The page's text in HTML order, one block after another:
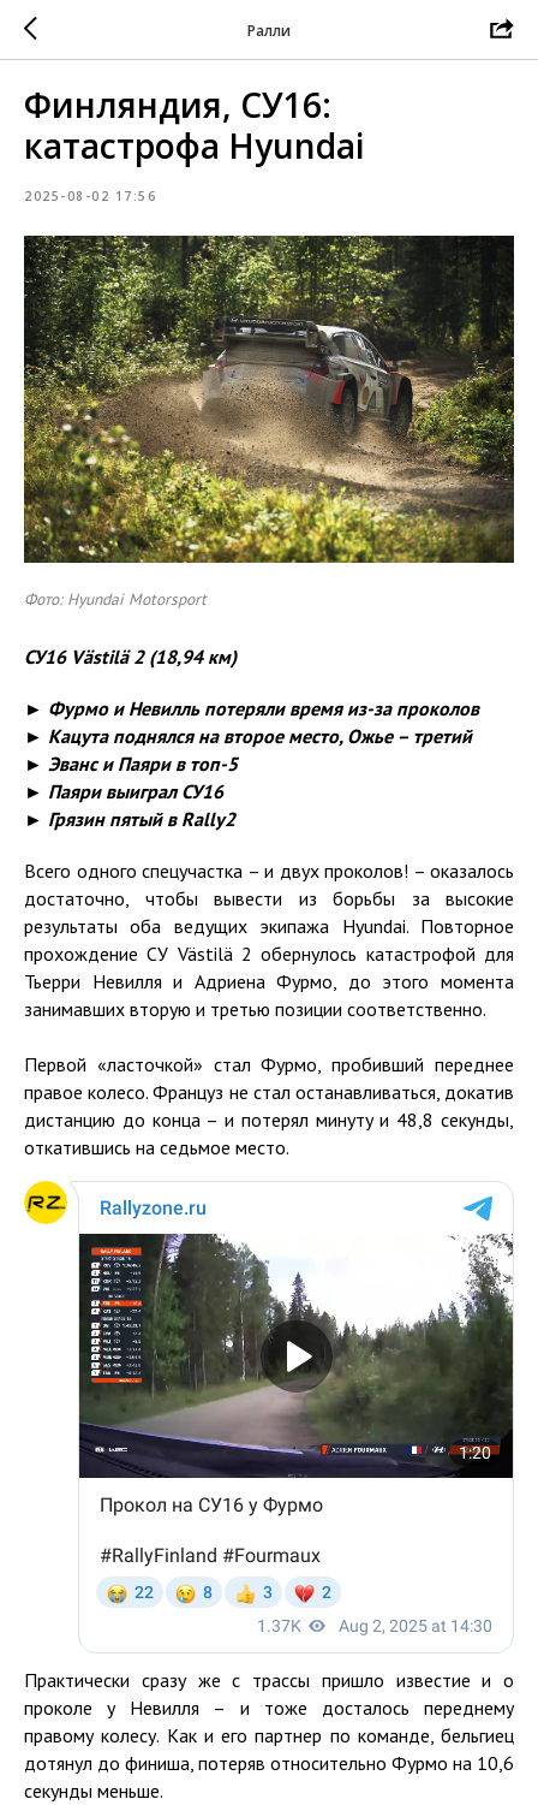
Ралли
Финляндия, СУ16:
катастрофа Hyundai
2025-08-02 17:56
Фото: Hyundai Motorsport
СУ16 Västilä2 (18,94 км)
► Фурмо и Невилль потеряли время из-за проколов
► Кацута поднялся на второе место, Ожье – третий
► Эванс и Паяри в топ-5
► Паяри выиграл СУ16
► Грязин пятый в Rally2
Всего одного спецучастка – и двух проколов! – оказалось
достаточно, чтобы вывести из борьбы за высокие
результаты оба ведущих экипажа Hyundai. Повторное
прохождение СУ Västilä 2 обернулось катастрофой для
Тьерри Невилля и Адриена Фурмо, до этого момента
занимавших вторую и третью позиции соответственно.
Первой «ласточкой» стал Фурмо, пробивший переднее
правое колесо. Француз не стал останавливаться, докатив
дистанцию до конца – и потерял минуту и 48,8 секунды,
откатившись на седьмое место.
Практически сразу же с трассы пришло известие и о
проколе у Невилля – и тоже досталось переднему
правому колесу. Как и его партнер по команде, бельгиец
дотянул до финиша, потеряв относительно Фурмо на 10,6
секунды меньше.